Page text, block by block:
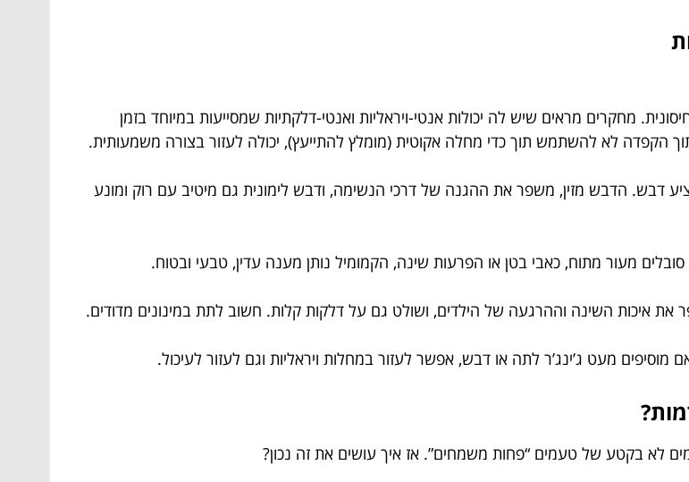
מחקרים מראים שיש לה יכולות אנטי-ויראליות ואנטי-דלקתיות שמסייעות במיוחד בזמן
הקפדה לא להשתמש תוך כדי מחלה אקוטית (מומלץ להתייעץ), יכולה לעזור בצורה משמעותית.
דבש. הדבש מזין, משפר את ההגנה של דרכי הנשימה, ודבש לימונית גם מיטיב עם רוק ומונע
מעור מתוח, כאבי בטן או הפרעות שינה, הקמומיל נותן מענה עדין, טבעי ובטוח.
איכות השינה וההרגעה של הילדים, ושולט גם על דלקות קלות. חשוב לתת במינונים מדודים.
מעט ג’ינג’ר לתה או דבש, אפשר לעזור במחלות ויראליות וגם לעזור לעיכול.
לא בקטע של טעמים “פחות משמחים”. אז איך עושים את זה נכון?